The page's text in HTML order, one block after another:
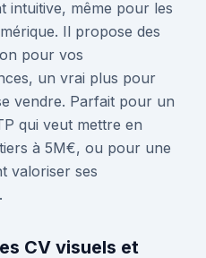
intuitive, même pour les
Il propose des
pour vos
un vrai plus pour
vendre. Parfait pour un
qui veut mettre en
à 5M€, ou pour une
valoriser ses
CV visuels et